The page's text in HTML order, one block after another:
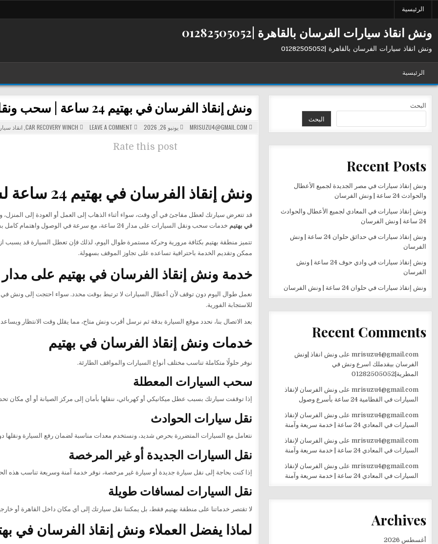
الرئيسية
ونش انقاذ سيارات الفرسان بالقاهرة |01282505052
ونش انقاذ سيارات الفرسان بالقاهرة |01282505052
الرئيسية
ونش إنقاذ الفرسان في بهتيم 24 ساعة | سحب ونقل السيارات بأسرع استجابة
MRISUZU4@GMAIL.COM يونيو 26, 2026 LEAVE A COMMENT
ON
ونش
السيارات
بأسرع
استجابة
POSTED
IN
CAR RECOVERY WINCH
,انقاذ
Rate this post
ونش إنقاذ الفرسان في بهتيم 24 ساعة لسحب وإنقاذ السيارات
قد تتعرض سيارتك لعطل مفاجئ في أي وقت، سواء أثناء الذهاب إلى العمل أو العودة إلى المنزل،
في بهتيم خدمات سحب ونقل السيارات على مدار 24 ساعة، مع سرعة في الوصول واهتمام كامل بسلامة السيارة أثناء التحميل والنقل.
تتميز منطقة بهتيم بكثافة مرورية وحركة مستمرة طوال اليوم، لذلك فإن تعطل السيارة قد
ممكن وتقديم الخدمة باحترافية تساعده على تجاوز الموقف بسهولة.
خدمة ونش إنقاذ الفرسان في بهتيم على مدار 24 ساعة
نعمل طوال اليوم دون توقف لأن أعطال السيارات لا ترتبط بوقت محدد. سواء احتجت إلى ونش
للاستجابة الفورية.
بعد الاتصال بنا، نحدد موقع السيارة بدقة ثم نرسل أقرب ونش متاح، مما يقلل وقت الانتظار
خدمات ونش إنقاذ الفرسان في بهتيم
نوفر حلولًا متكاملة تناسب مختلف أنواع السيارات والمواقف الطارئة.
سحب السيارات المعطلة
إذا توقفت سيارتك بسبب عطل ميكانيكي أو كهربائي، ننقلها بأمان إلى مركز الصيانة أو أي مكان
نقل سيارات الحوادث
نتعامل مع السيارات المتضررة بحرص شديد، ونستخدم معدات مناسبة لضمان رفع السيارة ونقلها
نقل السيارات الجديدة أو غير المرخصة
إذا كنت بحاجة إلى نقل سيارة جديدة أو سيارة غير مرخصة، نوفر خدمة آمنة وسريعة تناسب هذه
نقل السيارات لمسافات طويلة
لا تقتصر خدماتنا على منطقة بهتيم فقط، بل يمكننا نقل سيارتك إلى أي مكان داخل القاهرة أو
لماذا يفضل العملاء ونش إنقاذ الفرسان في
البحث
البحث
Recent Posts
ونش إنقاذ سيارات في مصر الجديدة لجميع الأعطال
والحوادث 24 ساعة | ونش الفرسان
ونش إنقاذ سيارات في المعادي لجميع الأعطال والحوادث
24 ساعة | ونش الفرسان
ونش إنقاذ سيارات في حدائق حلوان 24 ساعة | ونش
الفرسان
ونش إنقاذ سيارات في وادي حوف 24 ساعة | ونش
الفرسان
ونش إنقاذ سيارات في حلوان 24 ساعة | ونش الفرسان
Recent Comments
mrisuzu4@gmail.comعلى ونش انقاذ |ونش
الفرسان بيقدملك اسرع ونش في
المطرية|01282505052
mrisuzu4@gmail.comعلى ونش الفرسان لإنقاذ
السيارات في القطامية 24 ساعة بأسرع وصول
mrisuzu4@gmail.comعلى ونش الفرسان لإنقاذ
السيارات في المعادي 24 ساعة | خدمة سريعة وآمنة
mrisuzu4@gmail.comعلى ونش الفرسان لإنقاذ
السيارات في المعادي 24 ساعة | خدمة سريعة وآمنة
mrisuzu4@gmail.comعلى ونش الفرسان لإنقاذ
السيارات في المعادي 24 ساعة | خدمة سريعة وآمنة
Archives
أغسطس 2026